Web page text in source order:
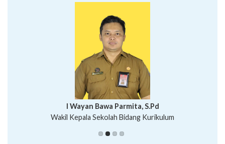
Putu Suhartana, S.Pd.
I Wayan Bawa Parmita, S.Pd
Wakil Kepala Sekolah Bidang Kurikulum
I Wayan Gede Aditya Pratita, S.Pd., M.Sn
Wakil Kepala Sekolah Bidang Kesiswaan
Ni Wayan Nopi Sutantri, S.Pd.